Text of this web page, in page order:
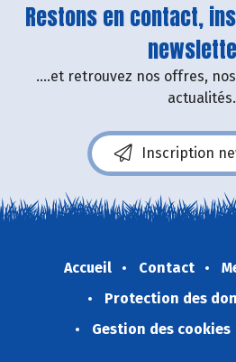
Restons en contact,
....et retrouvez nos offres,
actualités.
Inscription
Accueil Contact
Protection des
Gestion des cookies